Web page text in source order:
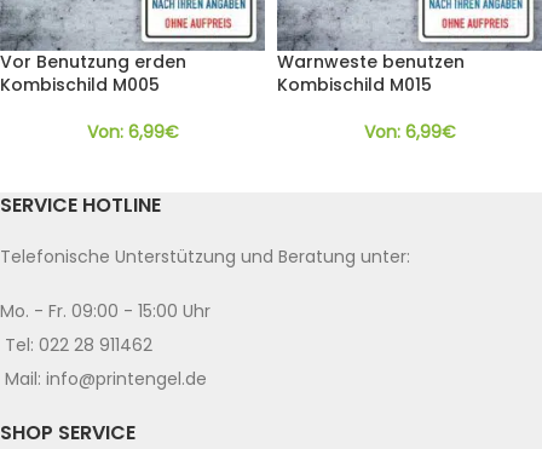
Vor Benutzung erden
Kombischild M005
Von: 6,99€
Warnweste benutzen
Kombischild M015
Von: 6,99€
SERVICE HOTLINE
Telefonische Unterstützung und Beratung unter:
Mo. - Fr. 09:00 - 15:00 Uhr
Tel: 022 28 911462
Mail: info@printengel.de
SHOP SERVICE